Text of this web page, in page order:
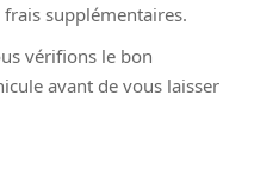
supplémentaires.
vérifions le bon
avant de vous laisser